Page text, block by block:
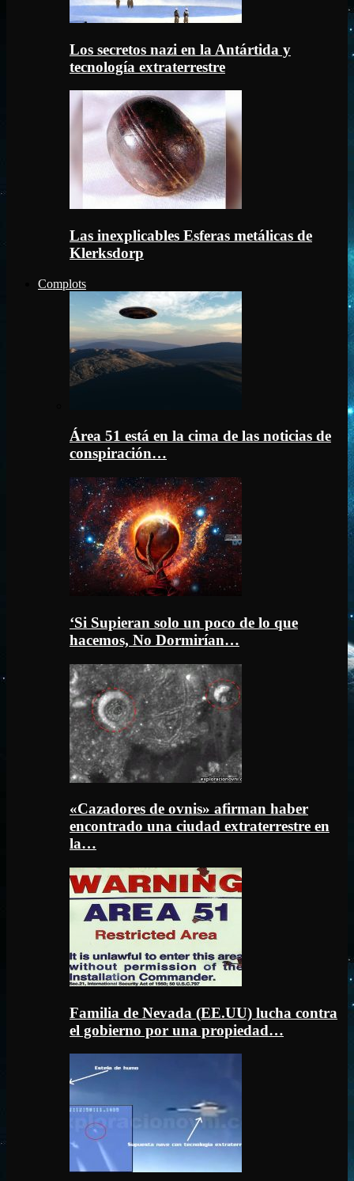
Los secretos nazi en la Antártida y
tecnología extraterrestre
Las inexplicables Esferas metálicas de
Klerksdorp
Complots
Área 51 está en la cima de las noticias de
conspiración…
‘Si Supieran solo un poco de lo que
hacemos, No Dormirían…
«Cazadores de ovnis» afirman haber
encontrado una ciudad extraterrestre en
la…
Familia de Nevada (EE.UU) lucha contra
el gobierno por una propiedad…